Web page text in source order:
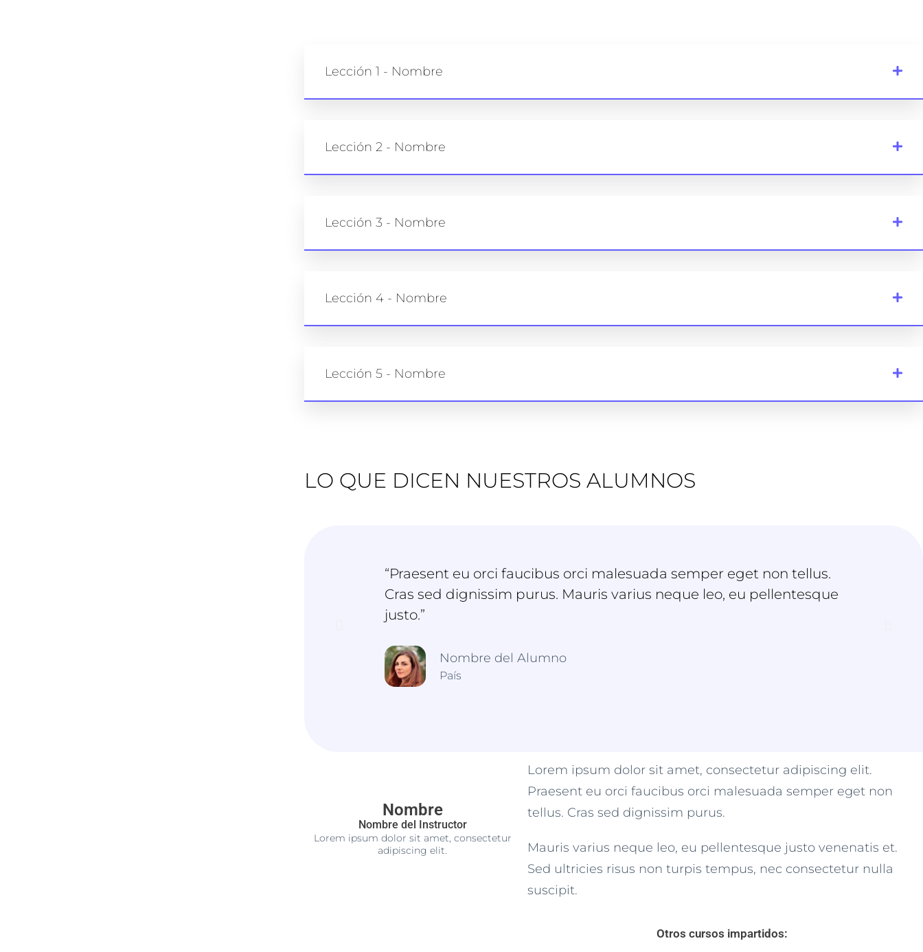
Lección 1 - Nombre
Lección 2 - Nombre
Lección 3 - Nombre
Lección 4 - Nombre
Lección 5 - Nombre
LO QUE DICEN NUESTROS ALUMNOS
“Praesent eu orci faucibus orci malesuada semper eget non tellus.
Cras sed dignissim purus. Mauris varius neque leo, eu pellentesque
justo.”
Nombre del Alumno
País
Nombre
Nombre del Instructor
Lorem ipsum dolor sit amet, consectetur
adipiscing elit.
Lorem ipsum dolor sit amet, consectetur adipiscing elit.
Praesent eu orci faucibus orci malesuada semper eget non
tellus. Cras sed dignissim purus.
Mauris varius neque leo, eu pellentesque justo venenatis et.
Sed ultricies risus non turpis tempus, nec consectetur nulla
suscipit.
Otros cursos impartidos: